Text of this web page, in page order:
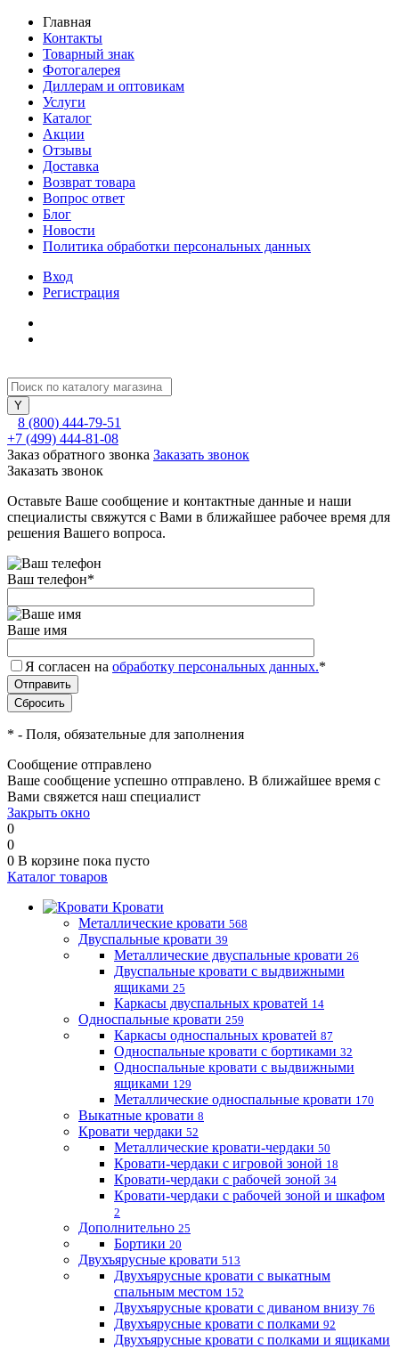
Главная
Контакты
Товарный знак
Фотогалерея
Диллерам и оптовикам
Услуги
Каталог
Акции
Отзывы
Доставка
Возврат товара
Вопрос ответ
Блог
Новости
Политика обработки персональных данных
Вход
Регистрация
8 (800) 444-79-51
+7 (499) 444-81-08
Заказ обратного звонка Заказать звонок
Заказать звонок
Оставьте Ваше сообщение и контактные данные и наши
специалисты свяжутся с Вами в ближайшее рабочее время для
решения Вашего вопроса.
Ваш телефон*
Ваше имя
Я согласен на обработку персональных данных.*
* - Поля, обязательные для заполнения
Сообщение отправлено
Ваше сообщение успешно отправлено. В ближайшее время с
Вами свяжется наш специалист
Закрыть окно
0
0
0 В корзине пока пусто
Каталог товаров
Кровати
Металлические кровати 568
Двуспальные кровати 39
Металлические двуспальные кровати 26
Двуспальные кровати с выдвижными
ящиками 25
Каркасы двуспальных кроватей 14
Односпальные кровати 259
Каркасы односпальных кроватей 87
Односпальные кровати с бортиками 32
Односпальные кровати с выдвижными
ящиками 129
Металлические односпальные кровати 170
Выкатные кровати 8
Кровати чердаки 52
Металлические кровати-чердаки 50
Кровати-чердаки с игровой зоной 18
Кровати-чердаки с рабочей зоной 34
Кровати-чердаки с рабочей зоной и шкафом
2
Дополнительно 25
Бортики 20
Двухъярусные кровати 513
Двухъярусные кровати с выкатным
спальным местом 152
Двухъярусные кровати с диваном внизу 76
Двухъярусные кровати с полками 92
Двухъярусные кровати с полками и ящиками